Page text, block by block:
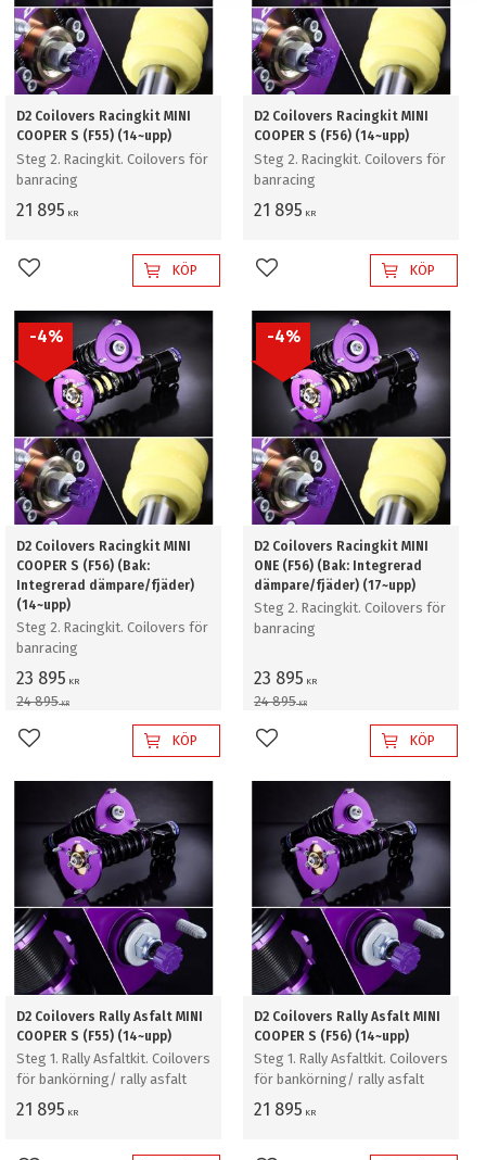
D2 Coilovers Racingkit MINI
COOPER S (F55) (14~upp)
Steg 2. Racingkit. Coilovers för
banracing
21 895 KR
Lägg till i favoriterKÖP
D2 Coilovers Racingkit MINI
COOPER S (F56) (14~upp)
Steg 2. Racingkit. Coilovers för
banracing
21 895 KR
Lägg till i favoriterKÖP
D2 Coilovers Racingkit MINI
COOPER S (F56) (Bak:
Integrerad dämpare/fjäder)
(14~upp)
Steg 2. Racingkit. Coilovers för
banracing
23 895 KR
24 895KR
4%
Lägg till i favoriterKÖP
D2 Coilovers Racingkit MINI
ONE (F56) (Bak: Integrerad
dämpare/fjäder) (17~upp)
Steg 2. Racingkit. Coilovers för
banracing
23 895 KR
24 895KR
4%
Lägg till i favoriterKÖP
D2 Coilovers Rally Asfalt MINI
COOPER S (F55) (14~upp)
Steg 1. Rally Asfaltkit. Coilovers
för bankörning/ rally asfalt
21 895 KR
D2 Coilovers Rally Asfalt MINI
COOPER S (F56) (14~upp)
Steg 1. Rally Asfaltkit. Coilovers
för bankörning/ rally asfalt
21 895 KR